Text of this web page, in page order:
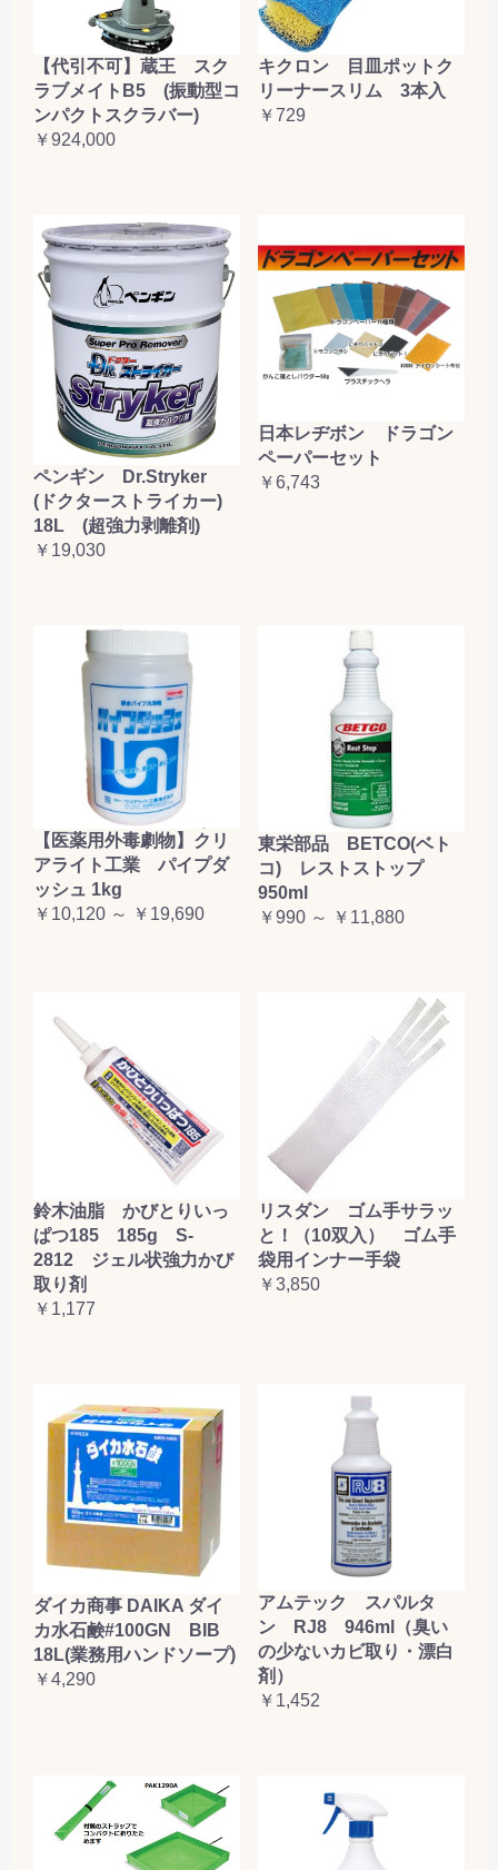
【代引不可】蔵王 スク
ラブメイトB5 (振動型コ
ンパクトスクラバー)
￥924,000
キクロン 目皿ポットク
リーナースリム 3本入
￥729
ペンギン Dr.Stryker
(ドクターストライカー)
18L (超強力剥離剤)
￥19,030
日本レヂボン ドラゴン
ペーパーセット
￥6,743
【医薬用外毒劇物】クリ
アライト工業 パイプダ
ッシュ 1kg
￥10,120 ～ ￥19,690
東栄部品 BETCO(ベト
コ) レストストップ
950ml
￥990 ～ ￥11,880
鈴木油脂 かびとりいっ
ぱつ185 185g S-
2812 ジェル状強力かび
取り剤
￥1,177
リスダン ゴム手サラッ
と！（10双入） ゴム手
袋用インナー手袋
￥3,850
ダイカ商事 DAIKA ダイ
カ水石鹸#100GN BIB
18L(業務用ハンドソープ)
￥4,290
アムテック スパルタ
ン RJ8 946ml（臭い
の少ないカビ取り・漂白
剤）
￥1,452